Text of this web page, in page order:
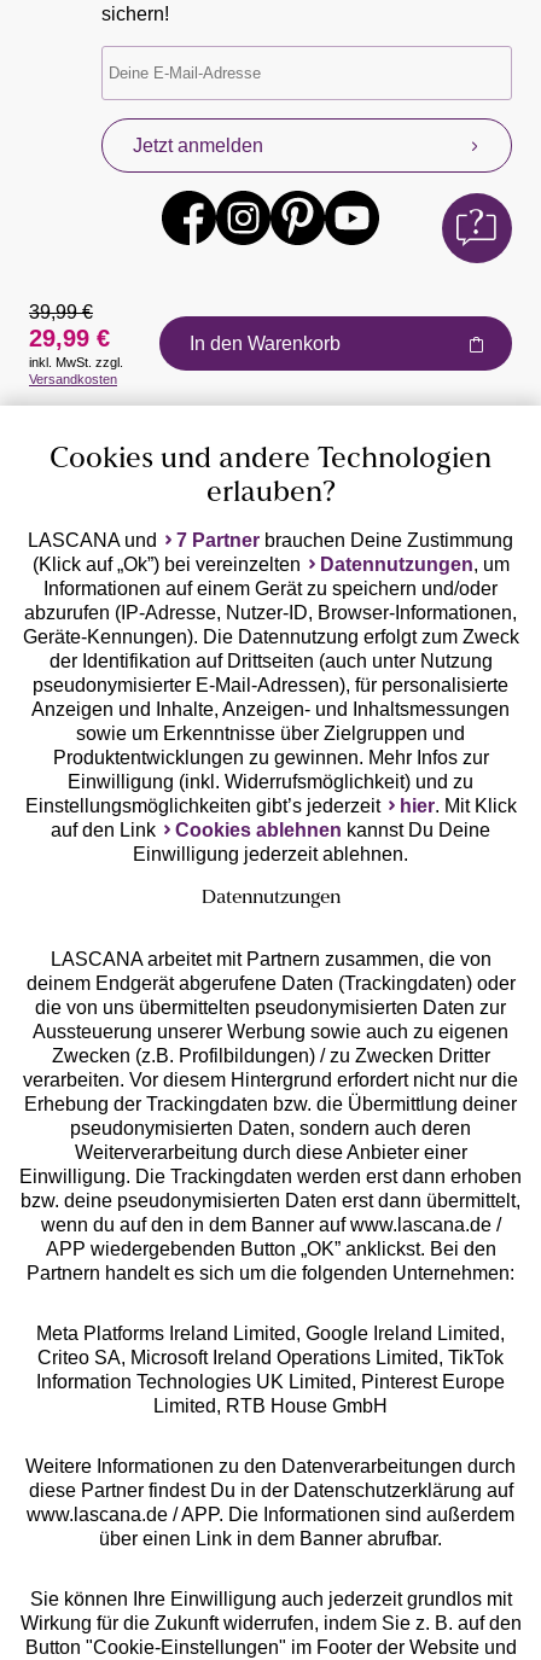
sichern!
Jetzt anmelden
Auszeichnungen
Geprüfte Sicherheit
Unsere Apps
Services
Beratung
Über uns
Rechtliches
Alle Preise inkl. MwSt., zzgl.
Versandkosten
** Bonität vorausgesetzt, berechtigt zur Bonitätsprüfung
39,99 €
29,99 €
inkl. MwSt. zzgl.
Versandkosten
In den Warenkorb
Cookies und andere Technologien
erlauben?
LASCANA und 7 Partner brauchen Deine Zustimmung
(Klick auf „Ok”) bei vereinzelten
Datennutzungen, um
Informationen auf einem Gerät zu speichern und/oder
abzurufen (IP-Adresse, Nutzer-ID, Browser-Informationen,
Geräte-Kennungen). Die Datennutzung erfolgt zum Zweck
der Identifikation auf Drittseiten (auch unter Nutzung
pseudonymisierter E-Mail-Adressen), für personalisierte
Anzeigen und Inhalte, Anzeigen- und Inhaltsmessungen
sowie um Erkenntnisse über Zielgruppen und
Produktentwicklungen zu gewinnen. Mehr Infos zur
Einwilligung (inkl. Widerrufsmöglichkeit) und zu
Einstellungsmöglichkeiten gibt’s jederzeit
hier. Mit Klick
auf den Link
Cookies ablehnen kannst Du Deine
Einwilligung jederzeit ablehnen.
Datennutzungen
LASCANA arbeitet mit Partnern zusammen, die von
deinem Endgerät abgerufene Daten (Trackingdaten) oder
die von uns übermittelten pseudonymisierten Daten zur
Aussteuerung unserer Werbung sowie auch zu eigenen
Zwecken (z.B. Profilbildungen) / zu Zwecken Dritter
verarbeiten. Vor diesem Hintergrund erfordert nicht nur die
Erhebung der Trackingdaten bzw. die Übermittlung deiner
pseudonymisierten Daten, sondern auch deren
Weiterverarbeitung durch diese Anbieter einer
Einwilligung. Die Trackingdaten werden erst dann erhoben
bzw. deine pseudonymisierten Daten erst dann übermittelt,
wenn du auf den in dem Banner auf www.lascana.de /
APP wiedergebenden Button „OK” anklickst. Bei den
Partnern handelt es sich um die folgenden Unternehmen:
Meta Platforms Ireland Limited, Google Ireland Limited,
Criteo SA, Microsoft Ireland Operations Limited, TikTok
Information Technologies UK Limited, Pinterest Europe
Limited, RTB House GmbH
Weitere Informationen zu den Datenverarbeitungen durch
diese Partner findest Du in der Datenschutzerklärung auf
www.lascana.de / APP. Die Informationen sind außerdem
über einen Link in dem Banner abrufbar.
Sie können Ihre Einwilligung auch jederzeit grundlos mit
Wirkung für die Zukunft widerrufen, indem Sie z. B. auf den
Button "Cookie-Einstellungen" im Footer der Website und